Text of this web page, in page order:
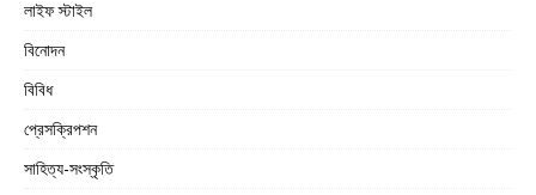
লাইফ স্টাইল
বিনোদন
বিবিধ
প্রেসক্রিপশন
সাহিত্য-সংস্কৃতি